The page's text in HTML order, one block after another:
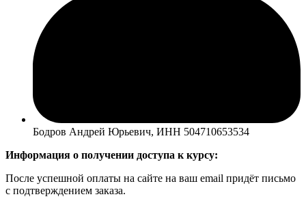
Бодров Андрей Юрьевич, ИНН 504710653534
Информация о получении доступа к курсу:
После успешной оплаты на сайте на ваш email придёт письмо
с подтверждением заказа.